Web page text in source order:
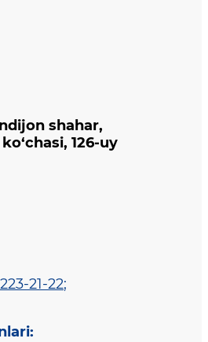
shahar,
126-uy
21-22;
: